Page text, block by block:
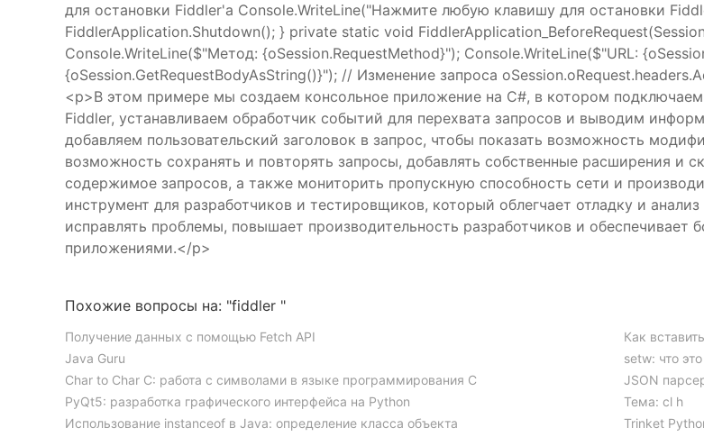
для остановки Fiddler'а Console.WriteLine("Нажмите любую клавишу для остановки
FiddlerApplication.Shutdown(); } private static void
Console.WriteLine($"Метод: {oSession.RequestMethod}"); Console.WriteLine($"URL:
{oSession.GetRequestBodyAsString()}"); // Изменение запроса
<p>В этом примере мы создаем консольное приложение на C#, в котором
Fiddler, устанавливаем обработчик событий для перехвата запросов и выводим
добавляем пользовательский заголовок в запрос, чтобы показать возможность
возможность сохранять и повторять запросы, добавлять собственные расширения и
содержимое запросов, а также мониторить пропускную способность сети и
инструмент для разработчиков и тестировщиков, который облегчает отладку и
исправлять проблемы, повышает производительность разработчиков и обеспечивает
приложениями.</p>
Похожие вопросы на: "fiddler "
Получение данных с помощью Fetch API
Java Guru
Char to Char C: работа с символами в языке программирования C
PyQt5: разработка графического интерфейса на Python
Использование instanceof в Java: определение класса объекта
Как
setw: что
JSON
Тема: cl h
Trinket